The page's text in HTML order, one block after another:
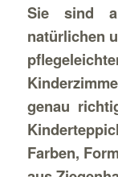
Sie sind
natürlichen
genau
Farben,